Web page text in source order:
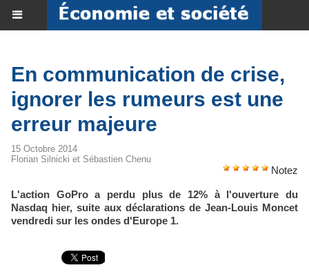
En communication de crise,
ignorer les rumeurs est une
erreur majeure
15 Octobre 2014
Florian Silnicki et Sébastien Chenu
Notez
L'action GoPro a perdu plus de 12% à l'ouverture du
Nasdaq hier, suite aux déclarations de Jean-Louis Moncet
vendredi sur les ondes d'Europe 1.